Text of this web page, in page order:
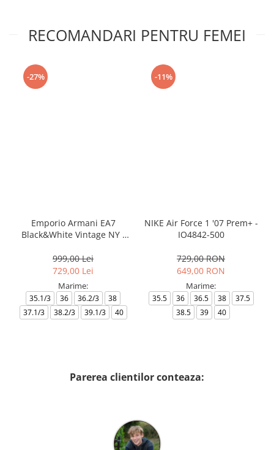
RECOMANDARI PENTRU FEMEI
-27%
Emporio Armani EA7
Black&White Vintage NY -
999,00 Lei
729,00 Lei
Marime:
35.1/3 36 36.2/3
38
37.1/3
38.2/3 39.1/3 40
-11%
NIKE Air Force 1 '07 Prem+ -
IO4842-500
729,00 RON
649,00 RON
Marime:
35.5 36 36.5 38
37.5
38.5
39 40
Parerea clientilor conteaza: